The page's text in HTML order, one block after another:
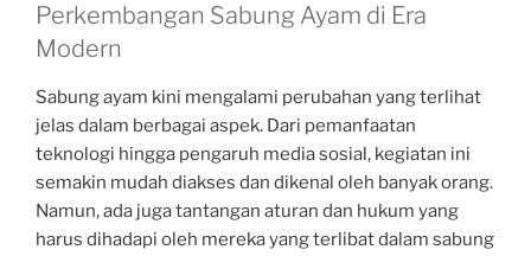
Perkembangan Sabung Ayam di Era
Modern
Sabung ayam kini mengalami perubahan yang terlihat
jelas dalam berbagai aspek. Dari pemanfaatan
teknologi hingga pengaruh media sosial, kegiatan ini
semakin mudah diakses dan dikenal oleh banyak orang.
Namun, ada juga tantangan aturan dan hukum yang
harus dihadapi oleh mereka yang terlibat dalam sabung